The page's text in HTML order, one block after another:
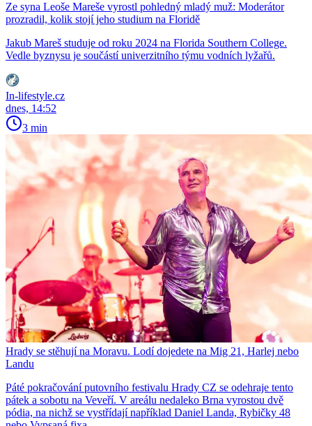
Ze syna Leoše Mareše vyrostl pohledný mladý muž: Moderátor
prozradil, kolik stojí jeho studium na Floridě
Jakub Mareš studuje od roku 2024 na Florida Southern College.
Vedle byznysu je součástí univerzitního týmu vodních lyžařů.
In-lifestyle.cz
dnes, 14:52
3 min
Hrady se stěhují na Moravu. Lodí dojedete na Mig 21, Harlej nebo
Landu
Páté pokračování putovního festivalu Hrady CZ se odehraje tento
pátek a sobotu na Veveří. V areálu nedaleko Brna vyrostou dvě
pódia, na nichž se vystřídají například Daniel Landa, Rybičky 48